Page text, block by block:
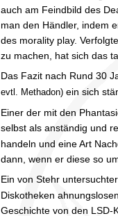
auch am Feindbild des
man den Händler, indem
des morality play.
zu machen, hat sich das
Das Fazit nach Rund 30
evtl. Methadon) ein sich
Einer der mit den
selbst als anständig und
handeln und eine Art
dann, wenn er diese so
Ein von Stehr
Diskotheken
Geschichte von den LSD-